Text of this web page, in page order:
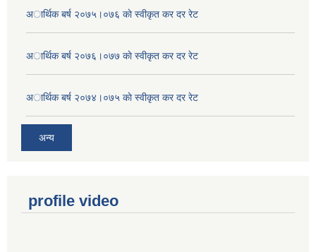
अार्थिक बर्ष २०७५।०७६ काे स्वीकृत कर दर रेट
अार्थिक बर्ष २०७६।०७७ काे स्वीकृत कर दर रेट
अार्थिक बर्ष २०७४।०७५ काे स्वीकृत कर दर रेट
अन्य
profile video